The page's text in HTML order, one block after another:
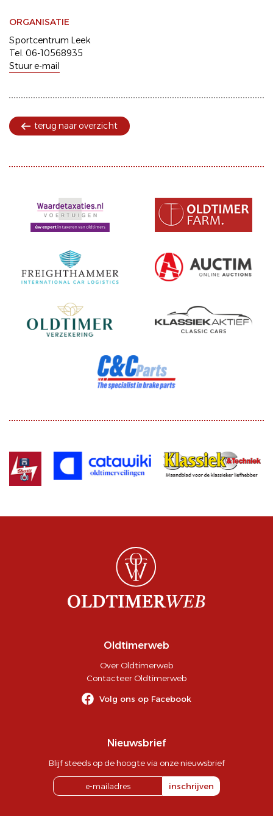
ORGANISATIE
Sportcentrum Leek
Tel. 06-10568935
Stuur e-mail
terug naar overzicht
Oldtimerweb
Over Oldtimerweb
Contacteer Oldtimerweb
Volg ons op Facebook
Nieuwsbrief
Blijf steeds op de hoogte via onze nieuwsbrief
inschrijven